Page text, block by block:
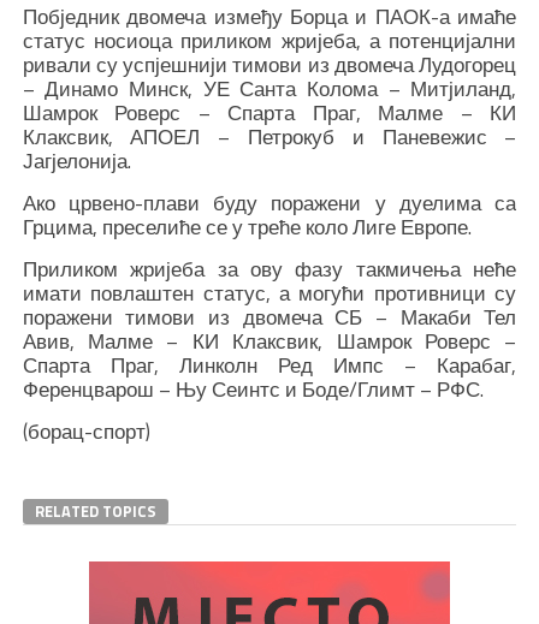
Побједник двомеча између Борца и ПАОК-а имаће
статус носиоца приликом жријеба, а потенцијални
ривали су успјешнији тимови из двомеча Лудогорец
– Динамо Минск, УЕ Санта Колома – Митјиланд,
Шамрок Роверс – Спарта Праг, Малме – КИ
Клаксвик, АПОЕЛ – Петрокуб и Паневежис –
Јагјелонија.
Ако црвено-плави буду поражени у дуелима са
Грцима, преселиће се у треће коло Лиге Европе.
Приликом жријеба за ову фазу такмичења неће
имати повлаштен статус, а могући противници су
поражени тимови из двомеча СБ – Макаби Тел
Авив, Малме – КИ Клаксвик, Шамрок Роверс –
Спарта Праг, Линколн Ред Импс – Карабаг,
Ференцварош – Њу Сеинтс и Боде/Глимт – РФС.
(борац-спорт)
RELATED TOPICS